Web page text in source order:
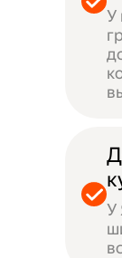
У
У